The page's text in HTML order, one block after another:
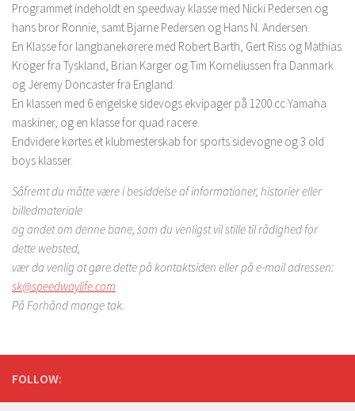
Programmet indeholdt en speedway klasse med Nicki Pedersen og
hans bror Ronnie, samt Bjarne Pedersen og Hans N. Andersen.
En Klasse for langbanekørere med Robert Barth, Gert Riss og Mathias
Kröger fra Tyskland, Brian Karger og Tim Korneliussen fra Danmark
og Jeremy Doncaster fra England.
En klassen med 6 engelske sidevogs ekvipager på 1200 cc Yamaha
maskiner, og en klasse for quad racere.
Endvidere kørtes et klubmesterskab for sports sidevogne og 3 old
boys klasser.
Såfremt du måtte være i besiddelse af informationer, historier eller
billedmateriale
og andet om denne bane, som du venligst vil stille til rådighed for
dette websted,
vær da venlig at gøre dette på kontaktsiden eller på e-mail adressen:
sk@speedwaylife.com
På Forhånd mange tak.
FOLLOW: